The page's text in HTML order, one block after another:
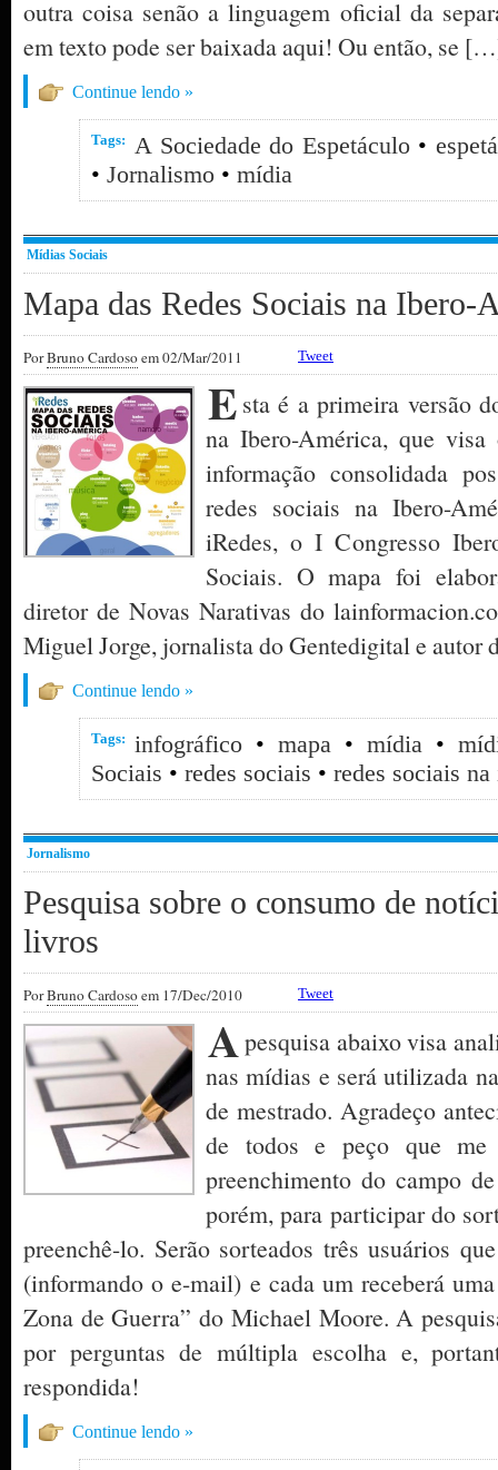
outra coisa senão a linguagem oficial da
em texto pode ser baixada aqui! Ou então, se
Continue lendo »
Tags: A Sociedade do Espetáculo•
• Jornalismo • mídia
Mídias Sociais
Mapa das Redes Sociais na Ibero-
PorBruno Cardosoem 02/Mar/2011 Tweet
E sta é a primeira versão
na Ibero-América, que
informação consolidada
redes sociais na Ibero-
iRedes, o I Congresso
Sociais. O mapa foi
diretor de Novas Narativas do
Miguel Jorge, jornalista do Gentedigital e autor
Continue lendo »
Tags: infográfico • mapa • mídia •
Sociais • redes sociais • redes sociais
Jornalismo
Pesquisa sobre o consumo de
livros
PorBruno Cardosoem 17/Dec/2010 Tweet
Apesquisa abaixo visa
nas mídias e será utilizada
de mestrado. Agradeço
de todos e peço que
preenchimento do campo
porém, para participar do
preenchê-lo. Serão sorteados três usuários
(informando o e-mail) e cada um receberá
Zona de Guerra” do Michael Moore. A
por perguntas de múltipla escolha e,
respondida!
Continue lendo »